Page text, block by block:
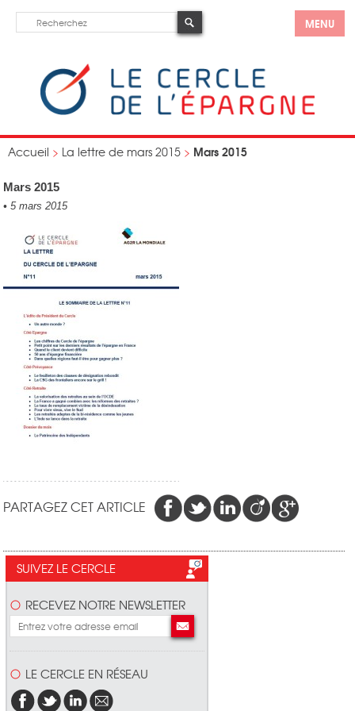
MENU
Accueil > La lettre de mars 2015 > Mars 2015
Mars 2015
• 5 mars 2015
PARTAGEZ CET ARTICLE
SUIVEZ LE CERCLE
RECEVEZ NOTRE NEWSLETTER
LE CERCLE EN RÉSEAU